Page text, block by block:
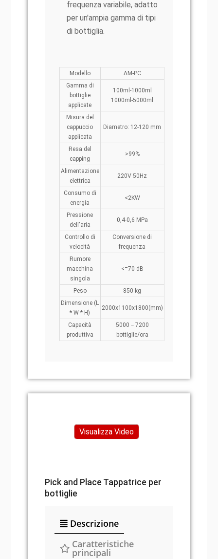
frequenza variabile, adatto
per un'ampia gamma di tipi
di bottiglia.
Modello
AM-PC
Gamma di
bottiglie
applicate
100ml-1000ml
1000ml-5000ml
Misura del
cappuccio
applicata
Diametro: 12-120 mm
Resa del
capping
>99%
Alimentazione
elettrica
220V 50Hz
Consumo di
energia
<2KW
Pressione
dell'aria
0,4-0,6 MPa
Controllo di
velocità
Conversione di
frequenza
Rumore
macchina
singola
<=70 dB
Peso
850 kg
Dimensione (L
* W * H)
2000x1100x1800(mm)
Capacità
produttiva
5000－7200
bottiglie/ora
Visualizza Video
Pick and Place Tappatrice per
bottiglie
Descrizione
Caratteristiche
principali